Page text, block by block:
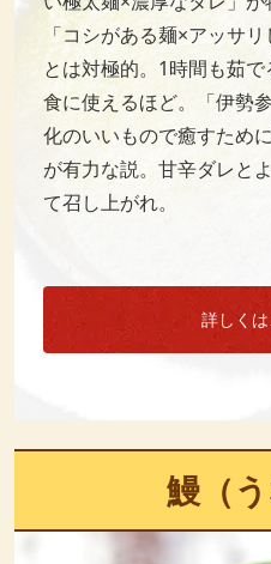
「コシがある麺×アッサ
とは対極的。1時間も茹
食に使えるほど。「伊勢
化のいいもので癒すため
が有力な説。甘辛ダレと
て召し上がれ。
詳しくは
鰻（う